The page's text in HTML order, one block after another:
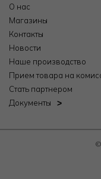
О нас
Магазины
Контакты
Новости
Наше производство
Прием товара на
Стать партнером
Документы